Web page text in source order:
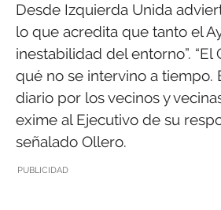
Desde Izquierda Unida
lo que acredita que tanto el
inestabilidad del entorno”.
qué no se intervino a tiempo.
diario por los vecinos y
exime al Ejecutivo de su
señalado Ollero.
PUBLICIDAD